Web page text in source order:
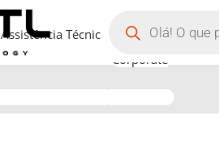
Assistência Técnica
Corporate